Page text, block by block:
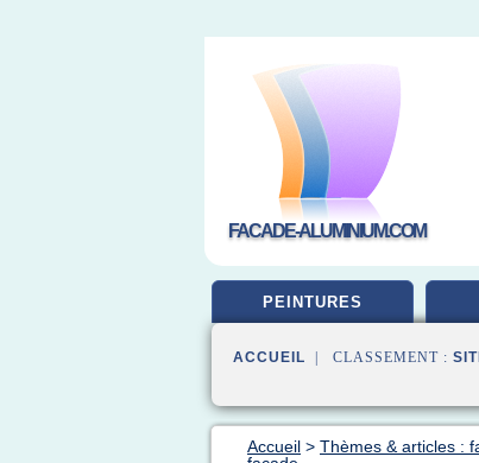
FACADE-ALUMINIUM.COM
PEINTURES
ACCUEIL | CLASSEMENT :
Accueil > Thèmes & articles :